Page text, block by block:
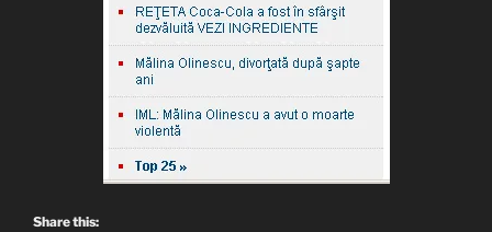
Share this: